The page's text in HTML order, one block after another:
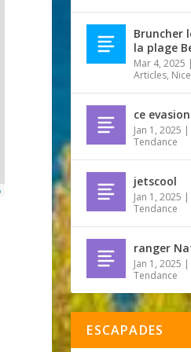
Bruncher
la plage
Mar 4, 2025
Articles, Nice
ce evasion
Jan 1, 2025
Tendance
jetscool
Jan 1, 2025
Tendance
ranger
Jan 1, 2025
Tendance
ESCAPADES